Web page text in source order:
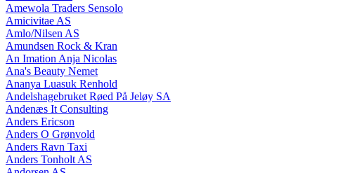
Amewola Traders Sensolo
Amicivitae AS
Amlo/Nilsen AS
Amundsen Rock & Kran
An Imation Anja Nicolas
Ana's Beauty Nemet
Ananya Luasuk Renhold
Andelshagebruket Røed På Jeløy SA
Andenæs It Consulting
Anders Ericson
Anders O Grønvold
Anders Ravn Taxi
Anders Tonholt AS